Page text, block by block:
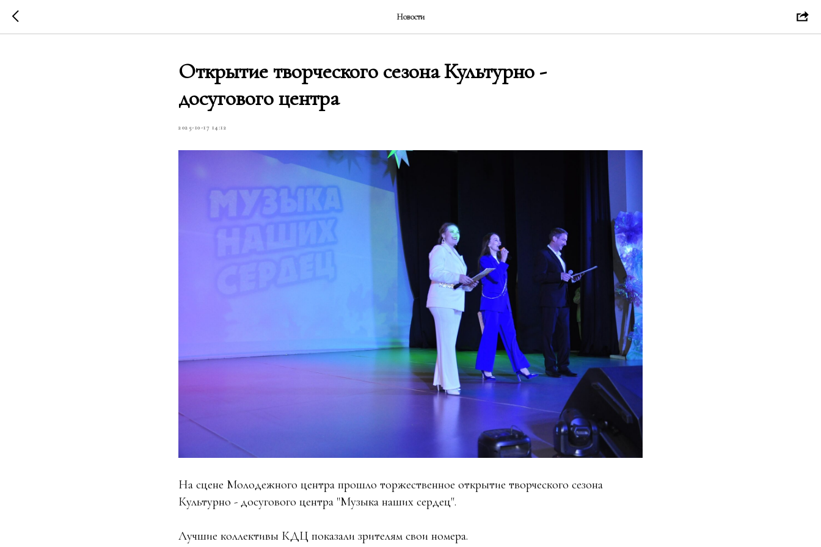
Новости
Открытие творческого сезона Культурно -
досугового центра
2025-10-17 14:12
На сцене Молодежного центра прошло торжественное открытие творческого сезона
Культурно - досугового центра "Музыка наших сердец".
Лучшие коллективы КДЦ показали зрителям свои номера.